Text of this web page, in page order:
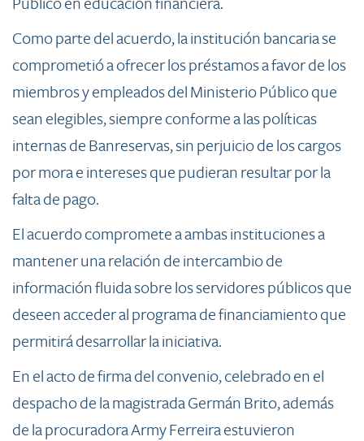
Público en educación financiera.
Como parte del acuerdo, la institución bancaria se
comprometió a ofrecer los préstamos a favor de los
miembros y empleados del Ministerio Público que
sean elegibles, siempre conforme a las políticas
internas de Banreservas, sin perjuicio de los cargos
por mora e intereses que pudieran resultar por la
falta de pago.
El acuerdo compromete a ambas instituciones a
mantener una relación de intercambio de
información fluida sobre los servidores públicos que
deseen acceder al programa de financiamiento que
permitirá desarrollar la iniciativa.
En el acto de firma del convenio, celebrado en el
despacho de la magistrada Germán Brito, además
de la procuradora Army Ferreira estuvieron